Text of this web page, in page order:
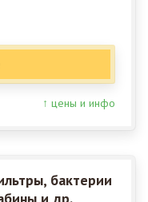
↑ цены и инфо
бактерии
и др.